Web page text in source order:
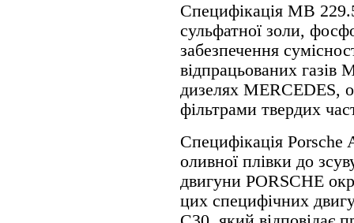
Специфікація MB
сульфатної золи,
забезпечення
відпрацьованих газів
дизелях MERCEDES,
фільтрами твердих
Специфікація Porsche
оливної плівки до
двигуни PORSCHE
цих специфічних